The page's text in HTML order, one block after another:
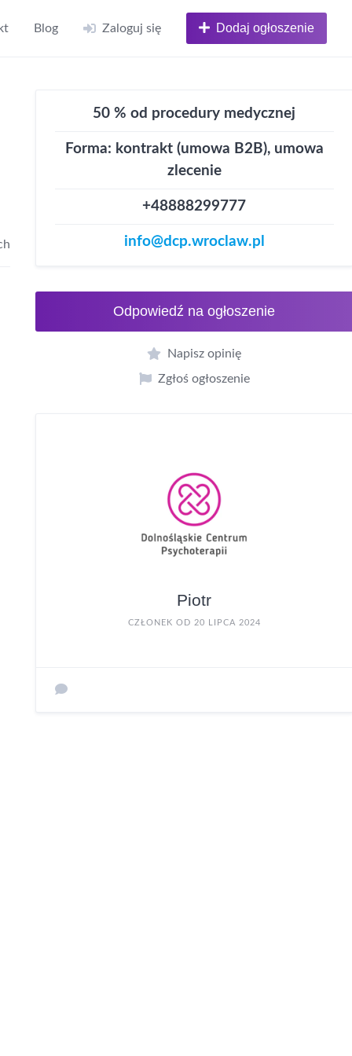
Blog Zaloguj się Dodaj ogłoszenie
50 % od procedury medycznej
Forma: kontrakt (umowa B2B), umowa
zlecenie
+48888299777
info@dcp.wroclaw.pl
Odpowiedź na ogłoszenie
Napisz opinię
Zgłoś ogłoszenie
Piotr
CZŁONEK OD 20 LIPCA 2024